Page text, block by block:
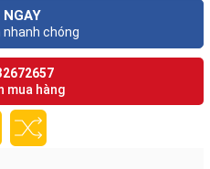
NGAY
chóng
mua hàng